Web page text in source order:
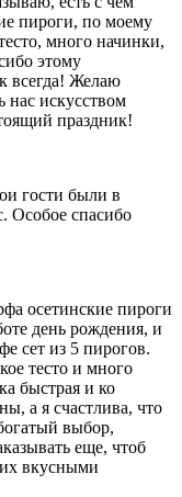
пироги, по моему
много начинки,
этому
всегда! Желаю
нас искусством
праздник!
гости были в
Особое спасибо
осетинские пироги
день рождения, и
сет из 5 пирогов.
тесто и много
быстрая и ко
а я счастлива, что
выбор,
еще, чтоб
вкусными